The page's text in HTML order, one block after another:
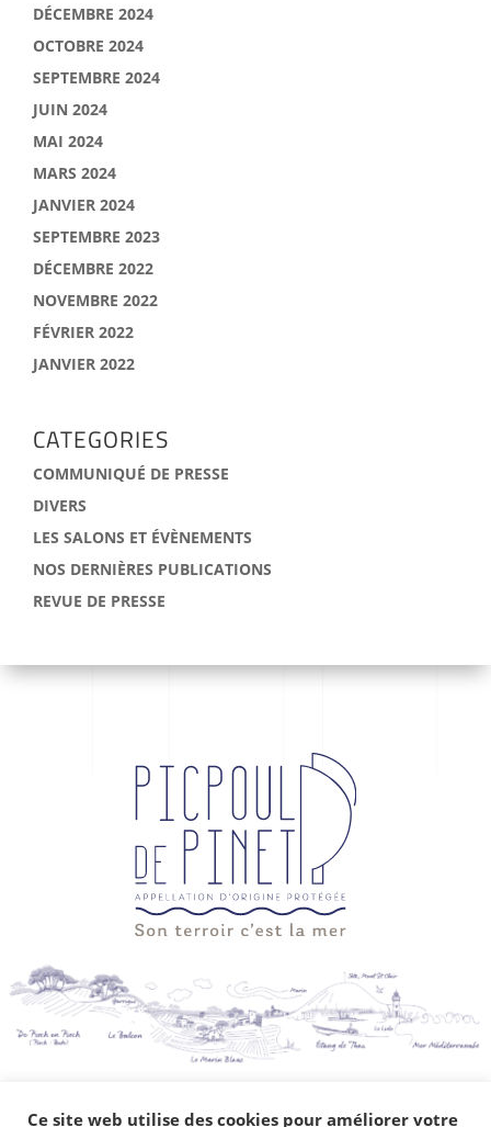
DÉCEMBRE 2024
OCTOBRE 2024
SEPTEMBRE 2024
JUIN 2024
MAI 2024
MARS 2024
JANVIER 2024
SEPTEMBRE 2023
DÉCEMBRE 2022
NOVEMBRE 2022
FÉVRIER 2022
JANVIER 2022
CATEGORIES
COMMUNIQUÉ DE PRESSE
DIVERS
LES SALONS ET ÉVÈNEMENTS
NOS DERNIÈRES PUBLICATIONS
REVUE DE PRESSE
Ce site web utilise des cookies pour améliorer votre